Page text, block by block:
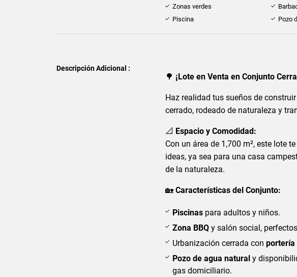
Zonas verdes
Piscina
Pozo
Descripción Adicional :
🌳 ¡Lote en Venta en Conjunto
Haz realidad tus sueños de
cerrado, rodeado de naturaleza y
📐 Espacio y Comodidad:
Con un área de 1,700 m², este lote
ideas, ya sea para una casa
de la naturaleza.
🏡Características del Conjunto:
Piscinas para adultos y niños.
Zona BBQ y salón social,
Urbanización cerrada conportería
Pozo de agua natural y
gas domiciliario.